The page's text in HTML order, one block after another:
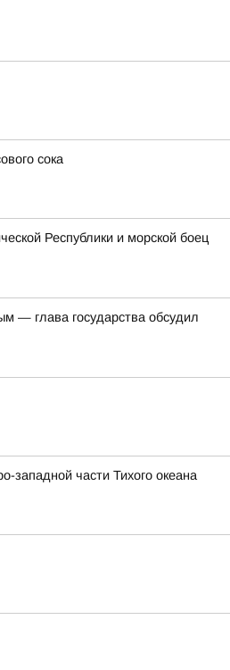
сока
Республики и морской боец
— глава государства обсудил
западной части Тихого океана